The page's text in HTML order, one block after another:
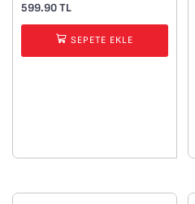
599.90 TL
SEPETE EKLE